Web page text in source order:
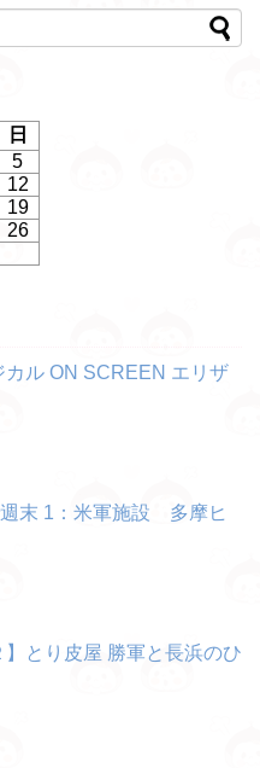
日
5
12
19
26
カル ON SCREEN エリザ
末 1：米軍施設 多摩ヒ
】とり皮屋 勝軍と長浜のひ